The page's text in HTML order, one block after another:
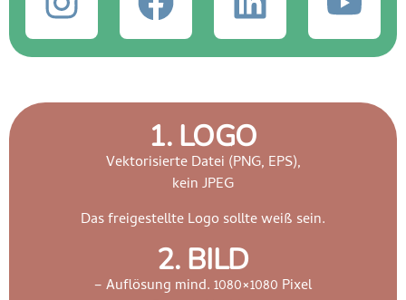
1. LOGO
Vektorisierte Datei (PNG, EPS),
kein JPEG
Das freigestellte Logo sollte weiß sein.
2. BILD
– Auflösung mind. 1080×1080 Pixel